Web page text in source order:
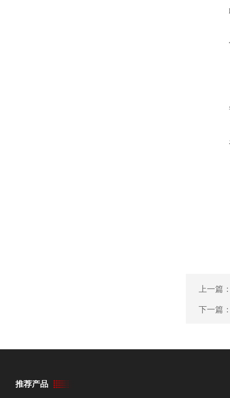
上一篇
下一篇
推荐产品